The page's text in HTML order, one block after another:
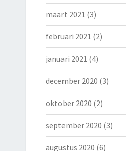
maart 2021 (3)
februari 2021 (2)
januari 2021 (4)
december 2020 (3)
oktober 2020 (2)
september 2020 (3)
augustus 2020 (6)